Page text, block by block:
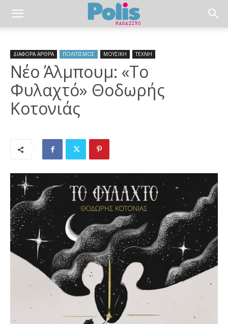
ΔΙΑΦΟΡΑ ΑΡΘΡΑ ΠΟΛΙΤΙΣΜΟΣ ΜΟΥΣΙΚΗ ΤΕΧΝΗ
Νέο Άλμπουμ: «Το
Φυλαχτό» Θοδωρής
Κοτονιάς